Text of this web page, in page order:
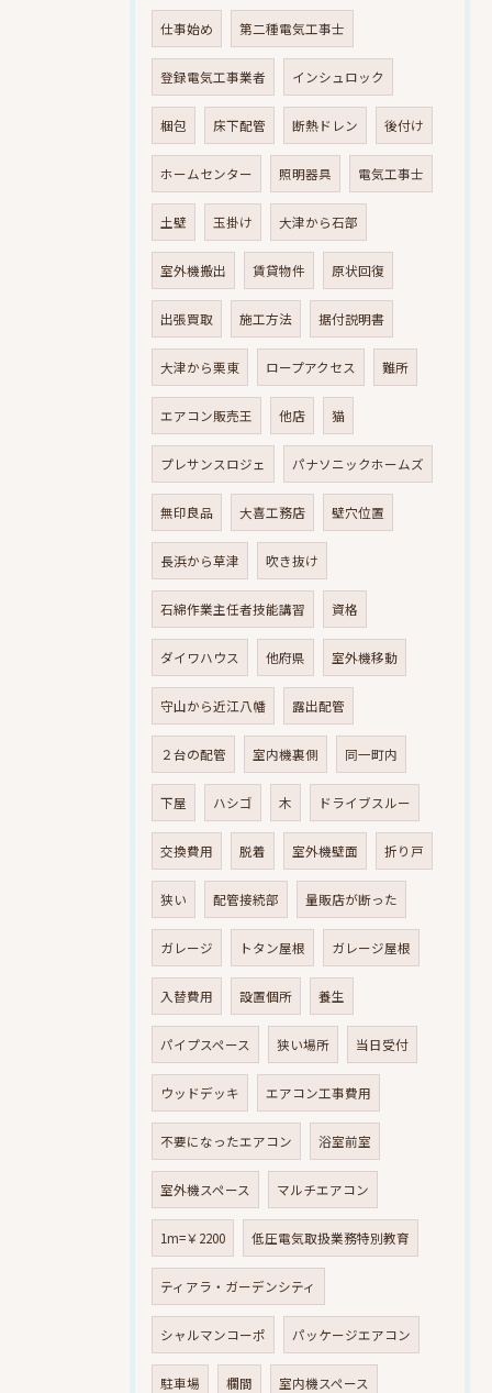
仕事始め 第二種電気工事士
登録電気工事業者 インシュロック
梱包 床下配管 断熱ドレン 後付け
ホームセンター 照明器具 電気工事士
土壁 玉掛け 大津から石部
室外機搬出 賃貸物件 原状回復
出張買取 施工方法 据付説明書
大津から栗東 ロープアクセス 難所
エアコン販売王 他店 猫
プレサンスロジェ パナソニックホームズ
無印良品 大喜工務店 壁穴位置
長浜から草津 吹き抜け
石綿作業主任者技能講習 資格
ダイワハウス 他府県 室外機移動
守山から近江八幡 露出配管
２台の配管 室内機裏側 同一町内
下屋 ハシゴ 木 ドライブスルー
交換費用 脱着 室外機壁面 折り戸
狭い 配管接続部 量販店が断った
ガレージ トタン屋根 ガレージ屋根
入替費用 設置個所 養生
パイプスペース 狭い場所 当日受付
ウッドデッキ エアコン工事費用
不要になったエアコン 浴室前室
室外機スペース マルチエアコン
1m=￥2200 低圧電気取扱業務特別教育
ティアラ・ガーデンシティ
シャルマンコーポ パッケージエアコン
駐車場 欄間 室内機スペース